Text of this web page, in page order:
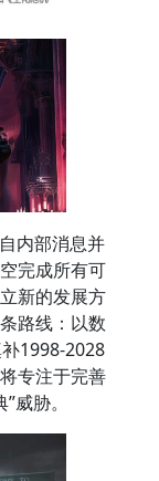
内部消息并
完成所有可
新的发展方
路线：以数
1998-2028
专注于完善
威胁。